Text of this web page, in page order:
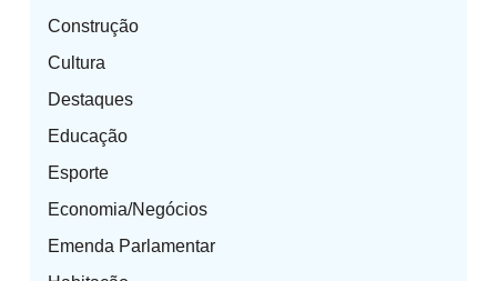
Construção
Cultura
Destaques
Educação
Esporte
Economia/Negócios
Emenda Parlamentar